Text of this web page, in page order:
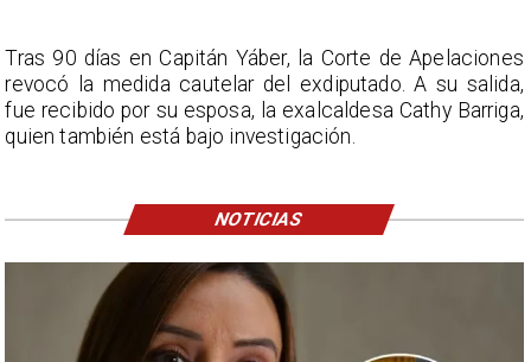
Tras 90 días en Capitán Yáber, la Corte de Apelaciones
revocó la medida cautelar del exdiputado. A su salida,
fue recibido por su esposa, la exalcaldesa Cathy Barriga,
quien también está bajo investigación.
NOTICIAS